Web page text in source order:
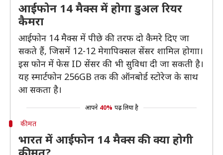
आईफोन 14 मैक्स में होगा डुअल रियर
कैमरा
आईफोन 14 मैक्स में पीछे की तरफ दो कैमरे दिए जा
सकते हैं, जिसमें 12-12 मेगापिक्सल सेंसर शामिल होगाा।
इस फोन में फेस ID सेंसर की भी सुविधा दी जा सकती है।
यह स्मार्टफोन 256GB तक की ऑनबोर्ड स्टोरेज के साथ
आ सकता है।
आपने 40% पढ़ लिया है
कीमत
भारत में आईफोन 14 मैक्स की क्या होगी
कीमत?